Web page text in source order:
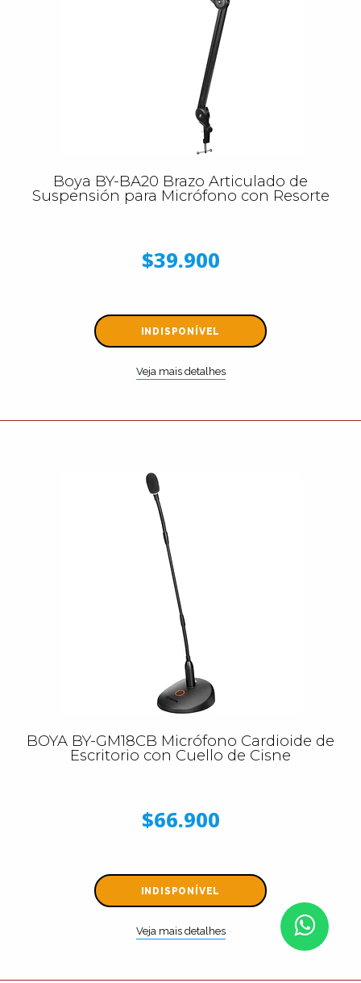
Boya BY-BA20 Brazo Articulado de
Suspensión para Micrófono con Resorte
$39.900
INDISPONÍVEL
Veja mais detalhes
BOYA BY-GM18CB Micrófono Cardioide de
Escritorio con Cuello de Cisne
$66.900
INDISPONÍVEL
Veja mais detalhes